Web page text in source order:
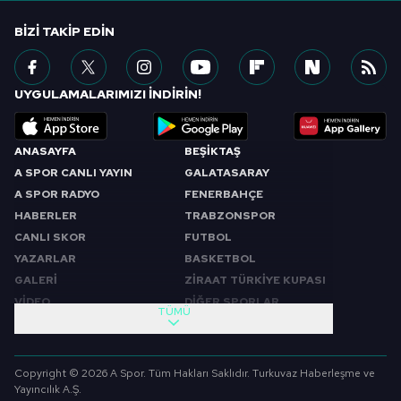
ANASAYFA
A SPOR CANLI YAYIN
A SPOR RADYO
HABERLER
CANLI SKOR
YAZARLAR
GALERİ
VİDEO
BEŞİKTAŞ
GALATASARAY
FENERBAHÇE
TRABZONSPOR
FUTBOL
BASKETBOL
ZİRAAT TÜRKİYE KUPASI
DİĞER SPORLAR
SABAH SPORU
SPOR GÜNDEMİ
FUTBOL
TÜMÜ
BIZI TAKIP EDIN
UYGULAMALARIMIZI İNDİRİN!
Copyright © 2026 A Spor. Tüm Hakları Saklıdır. Turkuvaz Haberleşme ve
Yayıncılık A.Ş.